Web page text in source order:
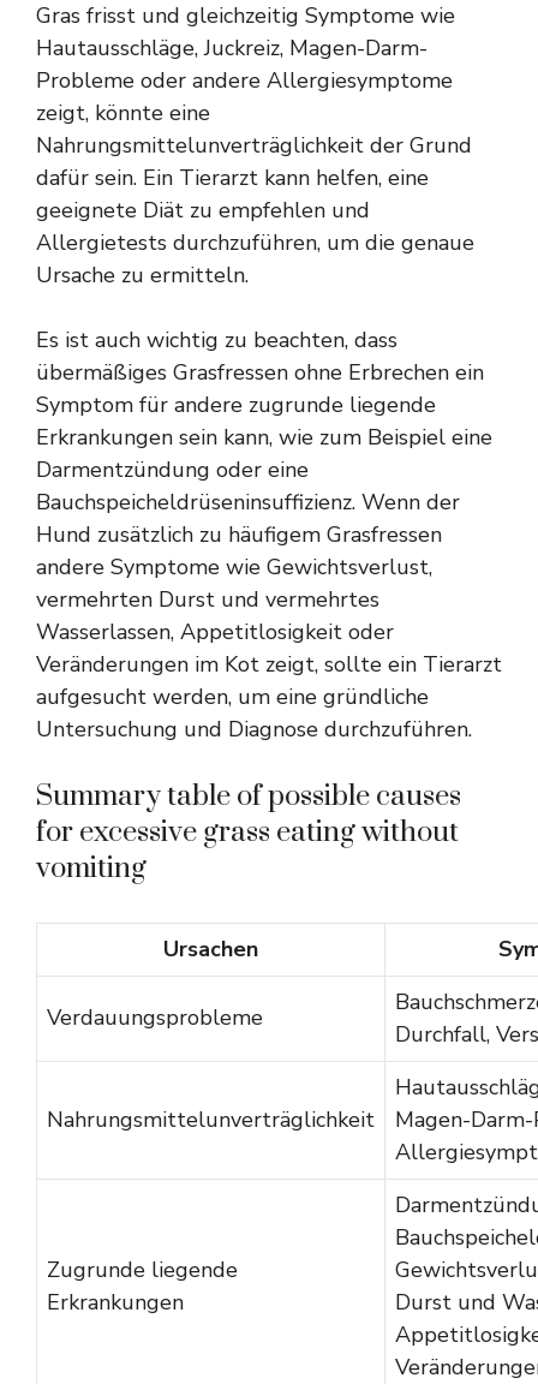
Gras frisst und gleichzeitig Symptome wie
Hautausschläge, Juckreiz, Magen-Darm-
Probleme oder andere Allergiesymptome
zeigt, könnte eine
Nahrungsmittelunverträglichkeit der Grund
dafür sein. Ein Tierarzt kann helfen, eine
geeignete Diät zu empfehlen und
Allergietests durchzuführen, um die genaue
Ursache zu ermitteln.
Es ist auch wichtig zu beachten, dass
übermäßiges Grasfressen ohne Erbrechen ein
Symptom für andere zugrunde liegende
Erkrankungen sein kann, wie zum Beispiel eine
Darmentzündung oder eine
Bauchspeicheldrüseninsuffizienz. Wenn der
Hund zusätzlich zu häufigem Grasfressen
andere Symptome wie Gewichtsverlust,
vermehrten Durst und vermehrtes
Wasserlassen, Appetitlosigkeit oder
Veränderungen im Kot zeigt, sollte ein Tierarzt
aufgesucht werden, um eine gründliche
Untersuchung und Diagnose durchzuführen.
Summary table of possible causes
for excessive grass eating without
vomiting
Ursachen
Verdauungsprobleme
Durchfall,
Nahrungsmittelunverträglichkeit
Magen-
Zugrunde liegende
Erkrankungen
Durst und